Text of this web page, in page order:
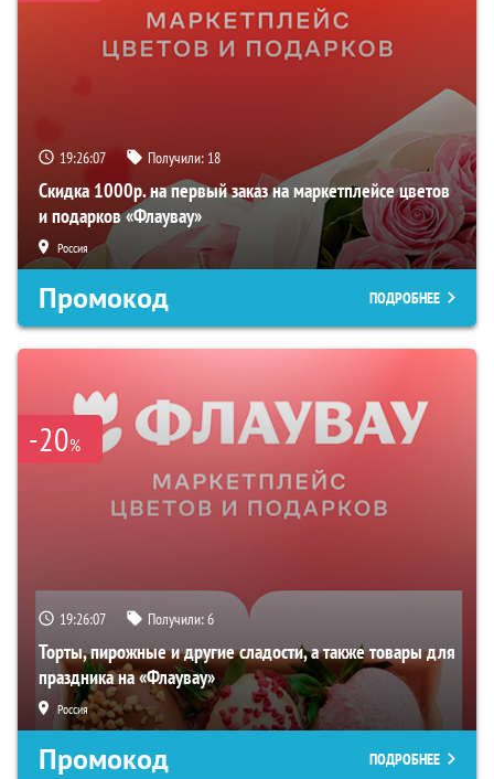
19:26:06 Получили: 18
Скидка 1000р. на первый заказ на маркетплейсе цветов
и подарков «Флаувау»
Россия
Промокод ПОДРОБНЕЕ
-20%
19:26:06 Получили:6
Торты, пирожные и другие сладости, а также товары для
праздника на «Флаувау»
Россия
Промокод ПОДРОБНЕЕ